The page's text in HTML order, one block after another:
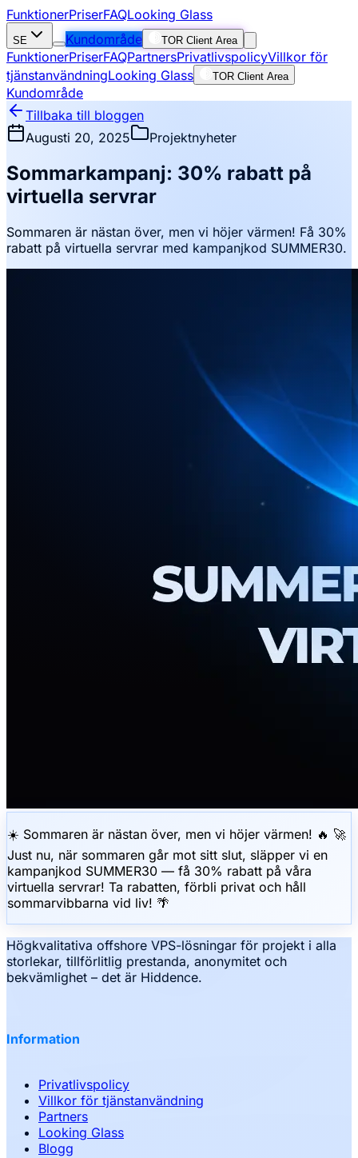
FunktionerPriserFAQLooking Glass
SE Kundområde TOR Client Area
FunktionerPriserFAQPartnersPrivatlivspolicyVillkor för
tjänstanvändningLooking Glass TOR Client Area
Kundområde
Tillbaka till bloggen
Augusti 20, 2025
Projektnyheter
Sommarkampanj: 30% rabatt på
virtuella servrar
Sommaren är nästan över, men vi höjer värmen! Få 30%
rabatt på virtuella servrar med kampanjkod SUMMER30.
☀️ Sommaren är nästan över, men vi höjer värmen! 🔥 🚀
Just nu, när sommaren går mot sitt slut, släpper vi en
kampanjkod SUMMER30 — få 30% rabatt på våra
virtuella servrar! Ta rabatten, förbli privat och håll
sommarvibbarna vid liv! 🌴
Högkvalitativa offshore VPS-lösningar för projekt i alla
storlekar, tillförlitlig prestanda, anonymitet och
bekvämlighet – det är Hiddence.
Information
Privatlivspolicy
Villkor för tjänstanvändning
Partners
Looking Glass
Blogg